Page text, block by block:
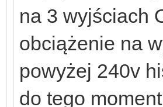
na 3 wyjściach
obciążenie na
powyżej 240v
do tego